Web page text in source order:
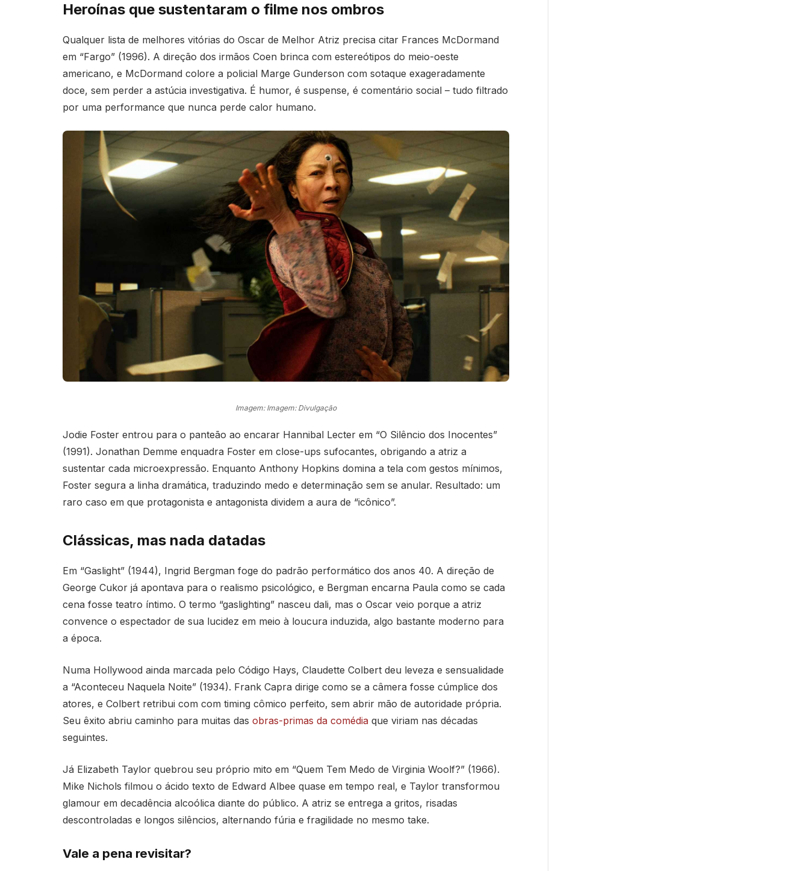
Heroínas que sustentaram o filme nos ombros
Qualquer lista de melhores vitórias do Oscar de Melhor Atriz precisa citar Frances McDormand
em “Fargo” (1996). A direção dos irmãos Coen brinca com estereótipos do meio-oeste
americano, e McDormand colore a policial Marge Gunderson com sotaque exageradamente
doce, sem perder a astúcia investigativa. É humor, é suspense, é comentário social – tudo filtrado
por uma performance que nunca perde calor humano.
Imagem: Imagem: Divulgação
Jodie Foster entrou para o panteão ao encarar Hannibal Lecter em “O Silêncio dos Inocentes”
(1991). Jonathan Demme enquadra Foster em close-ups sufocantes, obrigando a atriz a
sustentar cada microexpressão. Enquanto Anthony Hopkins domina a tela com gestos mínimos,
Foster segura a linha dramática, traduzindo medo e determinação sem se anular. Resultado: um
raro caso em que protagonista e antagonista dividem a aura de “icônico”.
Clássicas, mas nada datadas
Em “Gaslight” (1944), Ingrid Bergman foge do padrão performático dos anos 40. A direção de
George Cukor já apontava para o realismo psicológico, e Bergman encarna Paula como se cada
cena fosse teatro íntimo. O termo “gaslighting” nasceu dali, mas o Oscar veio porque a atriz
convence o espectador de sua lucidez em meio à loucura induzida, algo bastante moderno para
a época.
Numa Hollywood ainda marcada pelo Código Hays, Claudette Colbert deu leveza e sensualidade
a “Aconteceu Naquela Noite” (1934). Frank Capra dirige como se a câmera fosse cúmplice dos
atores, e Colbert retribui com com timing cômico perfeito, sem abrir mão de autoridade própria.
Seu êxito abriu caminho para muitas das obras-primas da comédiaque viriam nas décadas
seguintes.
Já Elizabeth Taylor quebrou seu próprio mito em “Quem Tem Medo de Virginia Woolf?” (1966).
Mike Nichols filmou o ácido texto de Edward Albee quase em tempo real, e Taylor transformou
glamour em decadência alcoólica diante do público. A atriz se entrega a gritos, risadas
descontroladas e longos silêncios, alternando fúria e fragilidade no mesmo take.
Vale a pena revisitar?